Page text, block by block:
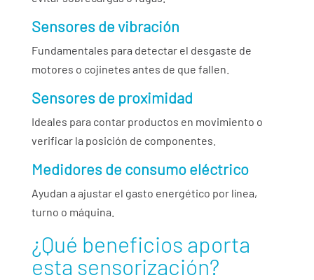
Sensores de vibración
Fundamentales para detectar el desgaste de
motores o cojinetes antes de que fallen.
Sensores de proximidad
Ideales para contar productos en movimiento o
verificar la posición de componentes.
Medidores de consumo eléctrico
Ayudan a ajustar el gasto energético por línea,
turno o máquina.
¿Qué beneficios aporta
esta sensorización?